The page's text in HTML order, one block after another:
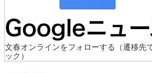
文春オンラインをフォローする
（遷移先
ック）